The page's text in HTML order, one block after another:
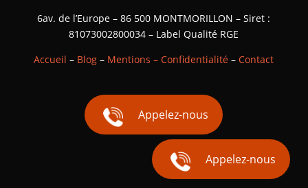
6av. de l’Europe – 86 500 MONTMORILLON – Siret :
81073002800034 – Label Qualité RGE
Accueil – Blog – Mentions – Confidentialité –Contact
Appelez-nous
Appelez-nous